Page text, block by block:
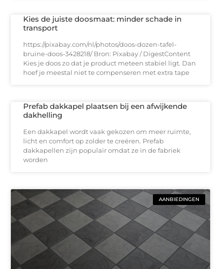
Kies de juiste doosmaat: minder schade in
transport
https://pixabay.com/nl/photos/doos-dozen-tafel-
bruine-doos-3428218/ Bron: Pixabay / DigestContent
Kies je doos zo dat je product meteen stabiel ligt. Dan
hoef je meestal niet te compenseren met extra tape
Prefab dakkapel plaatsen bij een afwijkende
dakhelling
Een dakkapel wordt vaak gekozen om meer ruimte,
licht en comfort op zolder te creëren. Prefab
dakkapellen zijn populair omdat ze in de fabriek
worden
AANBIEDINGEN